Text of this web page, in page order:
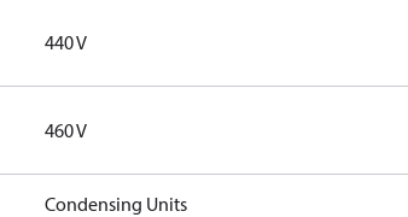
440 V
460 V
Condensing Units